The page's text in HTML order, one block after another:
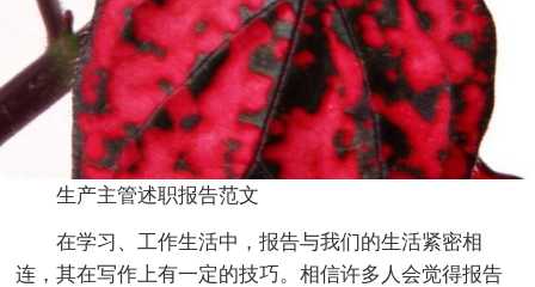
生产主管述职报告范文
在学习、工作生活中，报告与我们的生活紧密相
连，其在写作上有一定的技巧。相信许多人会觉得报告